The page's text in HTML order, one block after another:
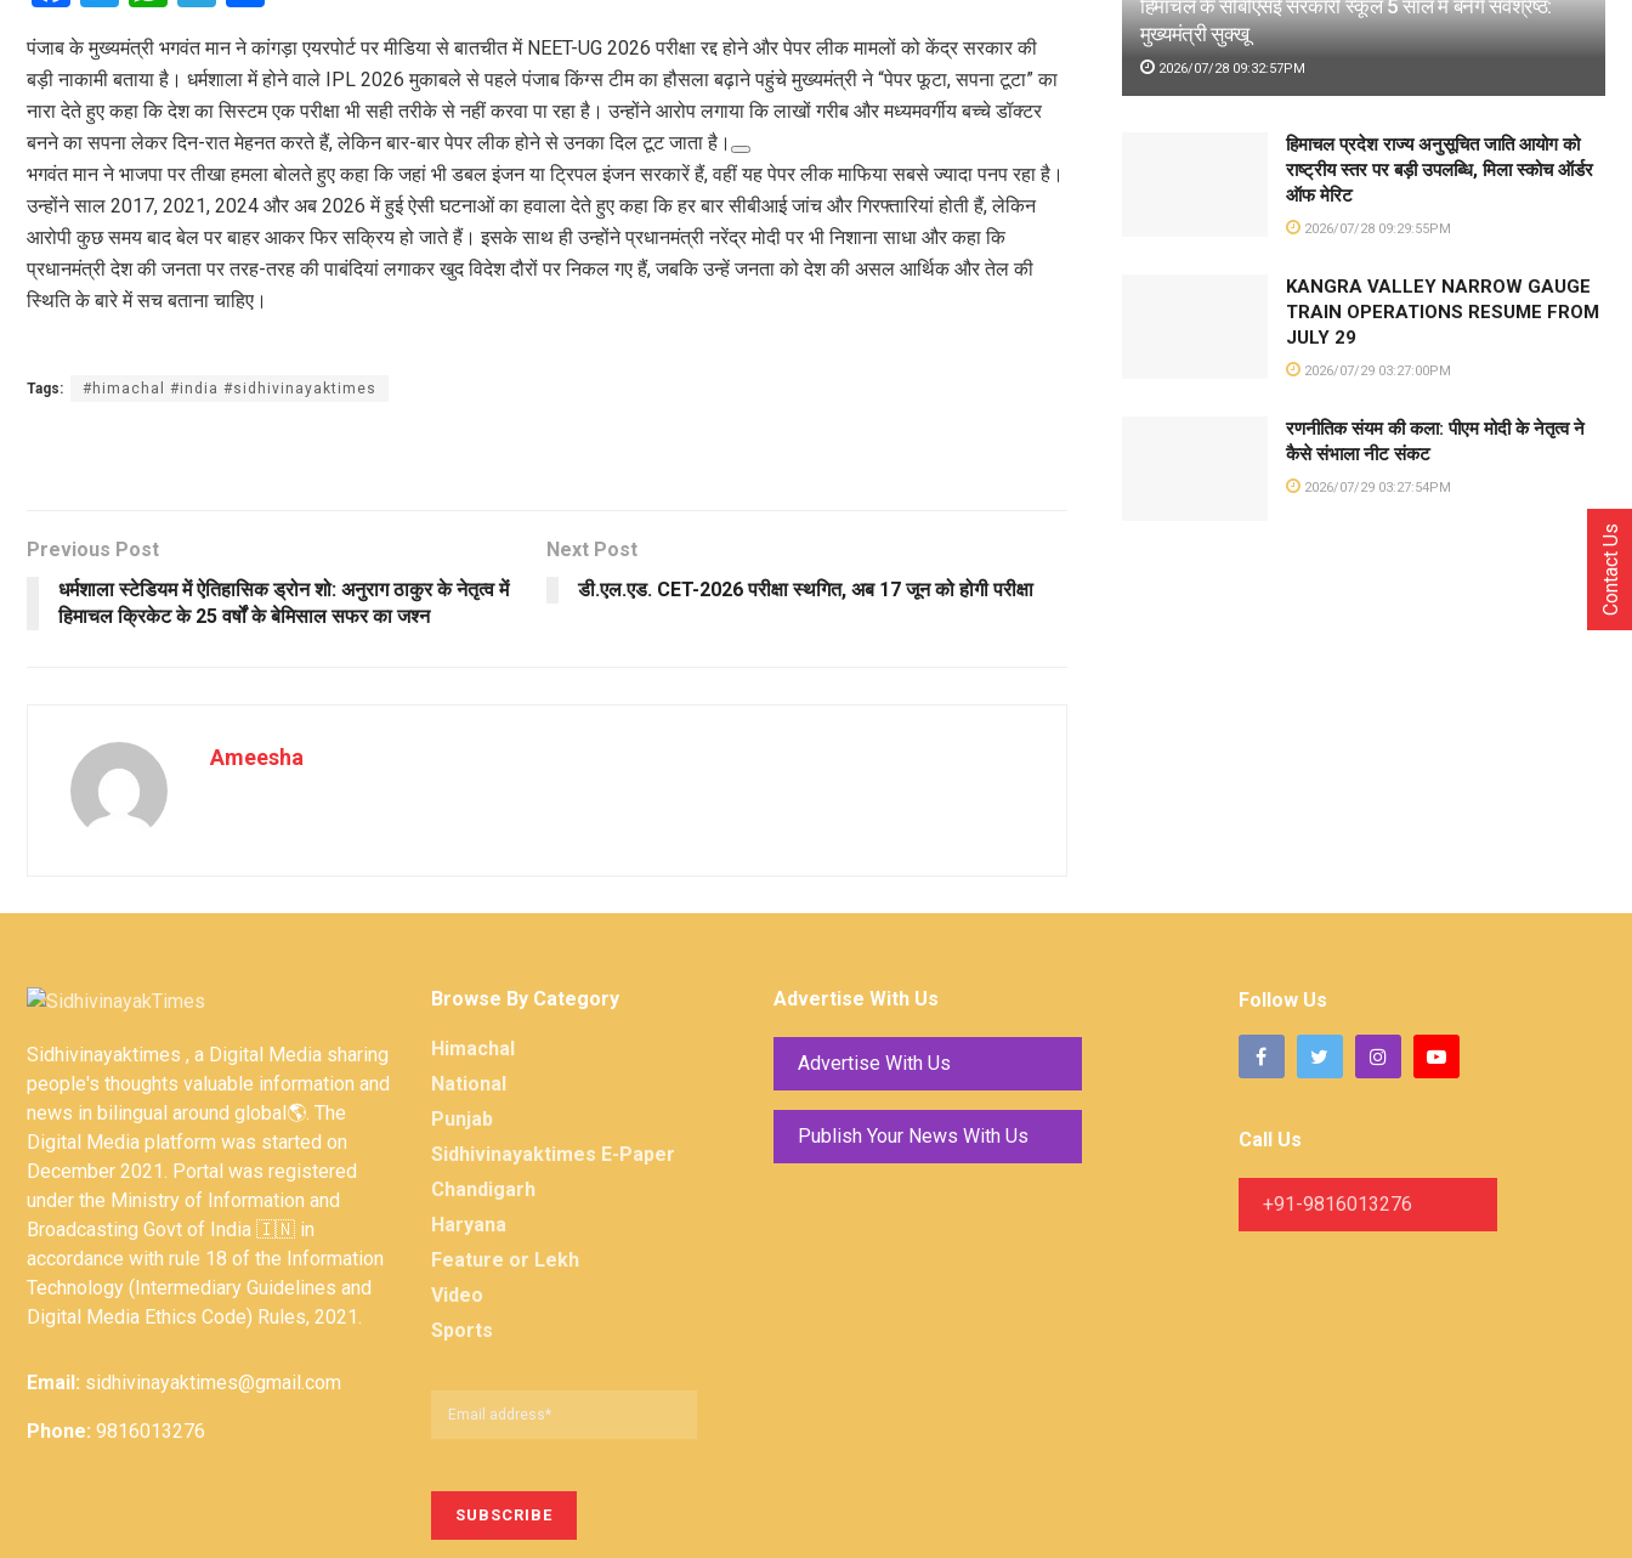
a
ce
b
o
o
k
wi
tt
er
h
at
s
A
p
p
el
e
gr
a
m
h
ar
e
पंजाब के मुख्यमंत्री भगवंत मान ने कांगड़ा एयरपोर्ट पर मीडिया से बातचीत में NEET-UG 2026 परीक्षा रद्द होने और पेपर लीक मामलों को केंद्र सरकार की
बड़ी नाकामी बताया है। धर्मशाला में होने वाले IPL 2026 मुकाबले से पहले पंजाब किंग्स टीम का हौसला बढ़ाने पहुंचे मुख्यमंत्री ने “पेपर फूटा, सपना टूटा” का
नारा देते हुए कहा कि देश का सिस्टम एक परीक्षा भी सही तरीके से नहीं करवा पा रहा है। उन्होंने आरोप लगाया कि लाखों गरीब और मध्यमवर्गीय बच्चे डॉक्टर
बनने का सपना लेकर दिन-रात मेहनत करते हैं, लेकिन बार-बार पेपर लीक होने से उनका दिल टूट जाता है।
भगवंत मान ने भाजपा पर तीखा हमला बोलते हुए कहा कि जहां भी डबल इंजन या ट्रिपल इंजन सरकारें हैं, वहीं यह पेपर लीक माफिया सबसे ज्यादा पनप रहा है।
उन्होंने साल 2017, 2021, 2024 और अब 2026 में हुई ऐसी घटनाओं का हवाला देते हुए कहा कि हर बार सीबीआई जांच और गिरफ्तारियां होती हैं, लेकिन
आरोपी कुछ समय बाद बेल पर बाहर आकर फिर सक्रिय हो जाते हैं। इसके साथ ही उन्होंने प्रधानमंत्री नरेंद्र मोदी पर भी निशाना साधा और कहा कि
प्रधानमंत्री देश की जनता पर तरह-तरह की पाबंदियां लगाकर खुद विदेश दौरों पर निकल गए हैं, जबकि उन्हें जनता को देश की असल आर्थिक और तेल की
स्थिति के बारे में सच बताना चाहिए।
Tags: #himachal #india #sidhivinayaktimes
Previous Post
धर्मशाला स्टेडियम में ऐतिहासिक ड्रोन शो: अनुराग ठाकुर के नेतृत्व में
हिमाचल क्रिकेट के 25 वर्षों के बेमिसाल सफर का जश्न
Next Post
डी.एल.एड. CET-2026 परीक्षा स्थगित, अब 17 जून को होगी परीक्षा
Ameesha
हिमाचल के सीबीएसई सरकारी स्कूल 5 साल में बनेंगे सर्वश्रेष्ठ:
मुख्यमंत्री सुक्खू
2026/07/28 09:32:57PM
हिमाचल प्रदेश राज्य अनुसूचित जाति आयोग को
राष्ट्रीय स्तर पर बड़ी उपलब्धि, मिला स्कोच ऑर्डर
ऑफ मेरिट
2026/07/28 09:29:55PM
KANGRA VALLEY NARROW GAUGE
TRAIN OPERATIONS RESUME FROM
JULY 29
2026/07/29 03:27:00PM
रणनीतिक संयम की कला: पीएम मोदी के नेतृत्व ने
कैसे संभाला नीट संकट
2026/07/29 03:27:54PM
Sidhivinayaktimes , a Digital Media sharing
people's thoughts valuable information and
news in bilingual around global🌎. The
Digital Media platform was started on
December 2021. Portal was registered
under the Ministry of Information and
Broadcasting Govt of India 🇮🇳 in
accordance with rule 18 of the Information
Technology (Intermediary Guidelines and
Digital Media Ethics Code) Rules, 2021.
Email: sidhivinayaktimes@gmail.com
Phone: 9816013276
Browse By Category
Himachal
National
Punjab
Sidhivinayaktimes E-Paper
Chandigarh
Haryana
Feature or Lekh
Video
Sports
Advertise With Us
Advertise With Us
Publish Your News With Us
Follow Us
Call Us
+91-9816013276
Contact Us